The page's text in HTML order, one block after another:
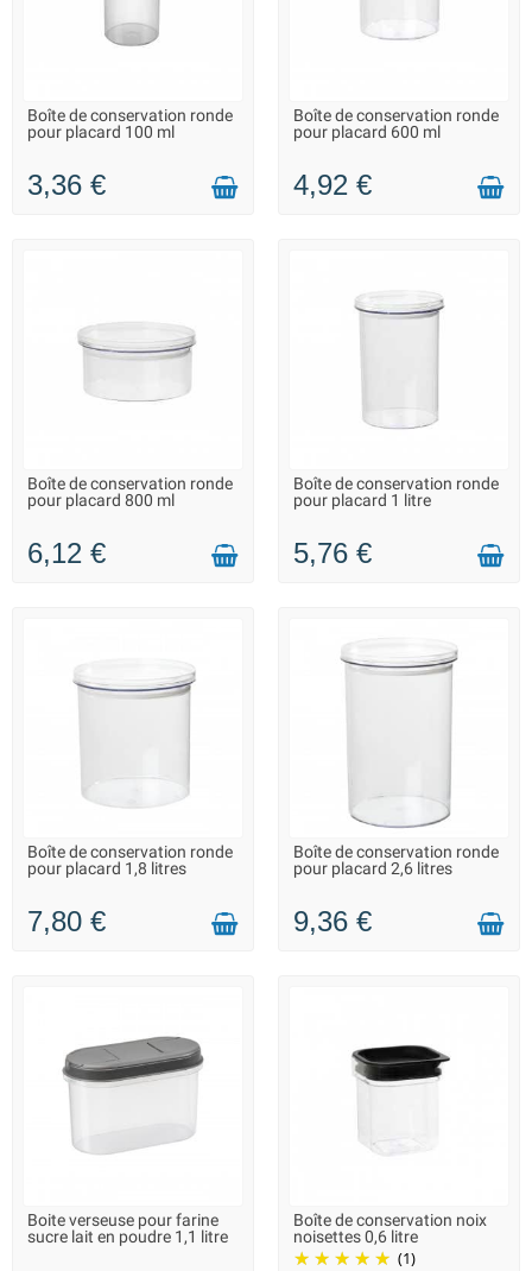
keeepper
: keeepper se démarque par ses boîtes
fonctionnelles et stylisées. Conçues pour faciliter
conservation.
LIVRAISON 2 À 3 JOURS
Boîte de conservation ronde
pour placard 100 ml
3,36 €
LIVRAISON 2 À 3 JOURS
Boîte de conservation ronde
pour placard 600 ml
4,92 €
LIVRAISON 2 À 3 JOURS
Boîte de conservation ronde
pour placard 800 ml
6,12 €
LIVRAISON 2 À 3 JOURS
Boîte de conservation ronde
pour placard 1 litre
5,76 €
LIVRAISON 2 À 3 JOURS
Boîte de conservation ronde
pour placard 1,8 litres
7,80 €
LIVRAISON 2 À 3 JOURS
Boîte de conservation ronde
pour placard 2,6 litres
9,36 €
LIVRAISON 2 À 3 JOURS
Boite verseuse pour farine
sucre lait en poudre 1,1 litre
LIVRAISON 2 À 3 JOURS
Boîte de conservation noix
noisettes 0,6 litre
(1)